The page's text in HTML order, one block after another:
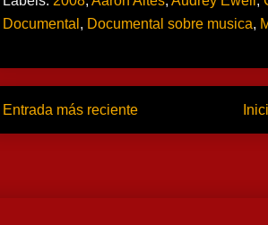
Documental, Documental sobre musica,
Entrada más reciente